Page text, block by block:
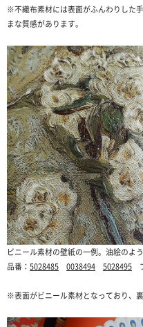
※不織布素材には表面がふんわりした
まな質感があります。
ビニール素材の壁紙の一例。油絵のよ
品番： 5028485 0038494 5028495
※表面がビニール素材となっており、